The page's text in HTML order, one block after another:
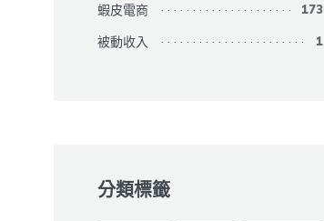
蝦皮電商 173
被動收入 1
分類標籤